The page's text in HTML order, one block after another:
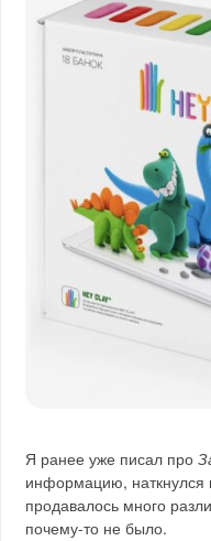
Я ранее уже писал про
информацию, наткнулся
продавалось много
почему-то не было.